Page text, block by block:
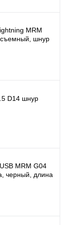
MRM
шнур
1м
D14 шнур
MRM G04
черный, длина